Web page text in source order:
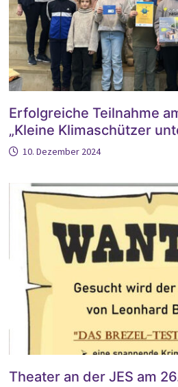
Erfolgreiche Teilnahme
„Kleine Klimaschützer
10. Dezember 2024
Theater an der JES am